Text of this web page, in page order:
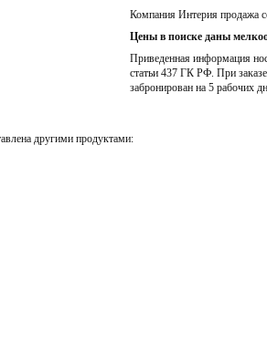
Компания Интерия продажа
Цены в поиске даны
Приведенная информация
статьи 437 ГК РФ. При
забронирован на 5 рабочих
другими продуктами: